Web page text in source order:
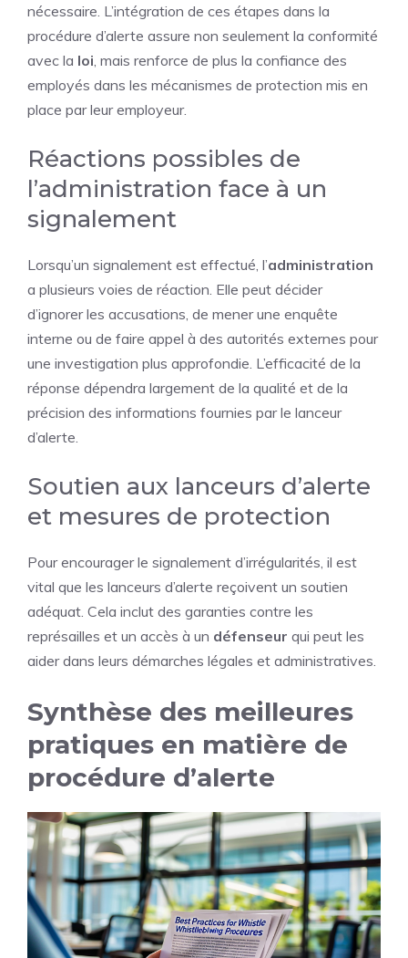
nécessaire. L’intégration de ces étapes dans la
procédure d’alerte assure non seulement la conformité
avec la loi , mais renforce de plus la confiance des
employés dans les mécanismes de protection mis en
place par leur employeur.
Réactions possibles de
l’administration face à un
signalement
Lorsqu’un signalement est effectué, l’administration
a plusieurs voies de réaction. Elle peut décider
d’ignorer les accusations, de mener une enquête
interne ou de faire appel à des autorités externes pour
une investigation plus approfondie. L’efficacité de la
réponse dépendra largement de la qualité et de la
précision des informations fournies par le lanceur
d’alerte.
Soutien aux lanceurs d’alerte
et mesures de protection
Pour encourager le signalement d’irrégularités, il est
vital que les lanceurs d’alerte reçoivent un soutien
adéquat. Cela inclut des garanties contre les
représailles et un accès à un défenseur qui peut les
aider dans leurs démarches légales et administratives.
Synthèse des meilleures
pratiques en matière de
procédure d’alerte